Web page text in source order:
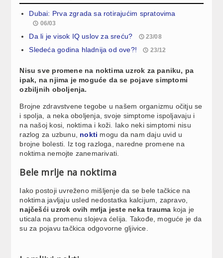
Dubai: Prva zgrada sa rotirajućim spratovima
06/03
Da li je visok IQ uslov za sreću? 23/08
Sledeća godina hladnija od ove?! 23/12
Nisu sve promene na noktima uzrok za paniku, pa
ipak, na njima je moguće da se pojave simptomi
ozbiljnih oboljenja.
Brojne zdravstvene tegobe u našem organizmu očitju se
i spolja, a neka oboljenja, svoje simptome ispoljavaju i
na našoj kosi, noktima i koži. Iako neki simptomi nisu
razlog za uzbunu, nokti mogu da nam daju uvid u
brojne bolesti. Iz tog razloga, naredne promene na
noktima nemojte zanemarivati.
Bele mrlje na noktima
Iako postoji uvreženo mišljenje da se bele tačkice na
noktima javljaju usled nedostatka kalcijum, zapravo,
najčešći uzrok ovih mrlja jeste neka trauma koja je
uticala na promenu slojeva ćelija. Takođe, moguće je da
su za pojavu tačkica odgovorne gljivice.